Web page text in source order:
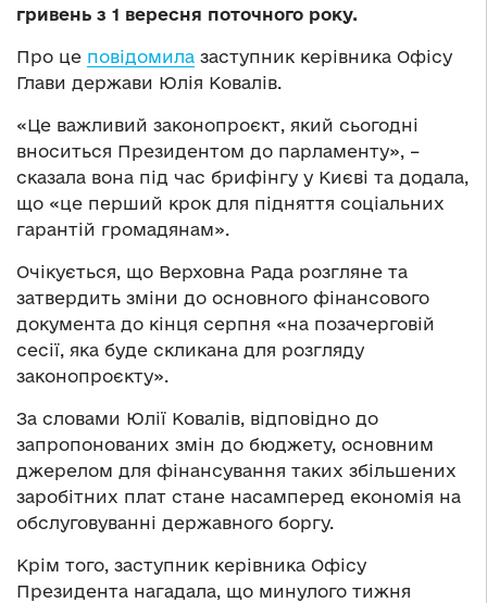
гривень з 1 вересня поточного року.
Про це повідомила заступник керівника Офісу
Глави держави Юлія Ковалів.
«Це важливий законопроєкт, який сьогодні
вноситься Президентом до парламенту», –
сказала вона під час брифінгу у Києві та додала,
що «це перший крок для підняття соціальних
гарантій громадянам».
Очікується, що Верховна Рада розгляне та
затвердить зміни до основного фінансового
документа до кінця серпня «на позачерговій
сесії, яка буде скликана для розгляду
законопроєкту».
За словами Юлії Ковалів, відповідно до
запропонованих змін до бюджету, основним
джерелом для фінансування таких збільшених
заробітних плат стане насамперед економія на
обслуговуванні державного боргу.
Крім того, заступник керівника Офісу
Президента нагадала, що минулого тижня